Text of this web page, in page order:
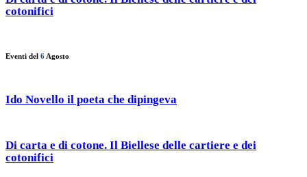
cotonifici
Eventi del 6 Agosto
Ido Novello il poeta che dipingeva
Di carta e di cotone. Il Biellese delle cartiere e dei
cotonifici